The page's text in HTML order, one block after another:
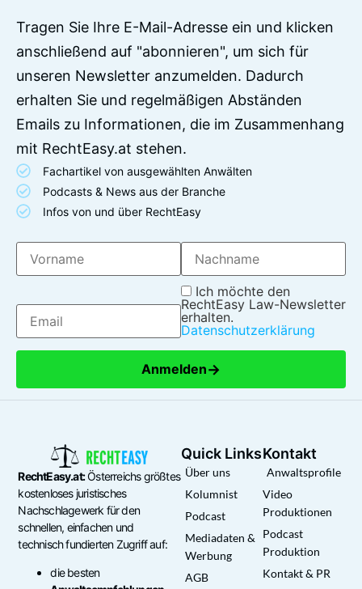
Tragen Sie Ihre E-Mail-Adresse ein und klicken
anschließend auf "abonnieren", um sich für
unseren Newsletter anzumelden. Dadurch
erhalten Sie und regelmäßigen Abständen
Emails zu Informationen, die im Zusammenhang
mit RechtEasy.at stehen.
Fachartikel von ausgewählten Anwälten
Podcasts & News aus der Branche
Infos von und über RechtEasy
Ich möchte den
RechtEasy Law-Newsletter
erhalten.
Datenschutzerklärung
Anmelden→
RechtEasy.at:Österreichs größtes
kostenloses juristisches
Nachschlagewerk für den
schnellen, einfachen und
technisch fundierten Zugriff auf:
die besten
Quick Links
Über uns
Kolumnist
Podcast
Mediadaten &
Werbung
AGB
Kontakt
Anwaltsprofile
Video
Produktionen
Podcast
Produktion
Kontakt & PR